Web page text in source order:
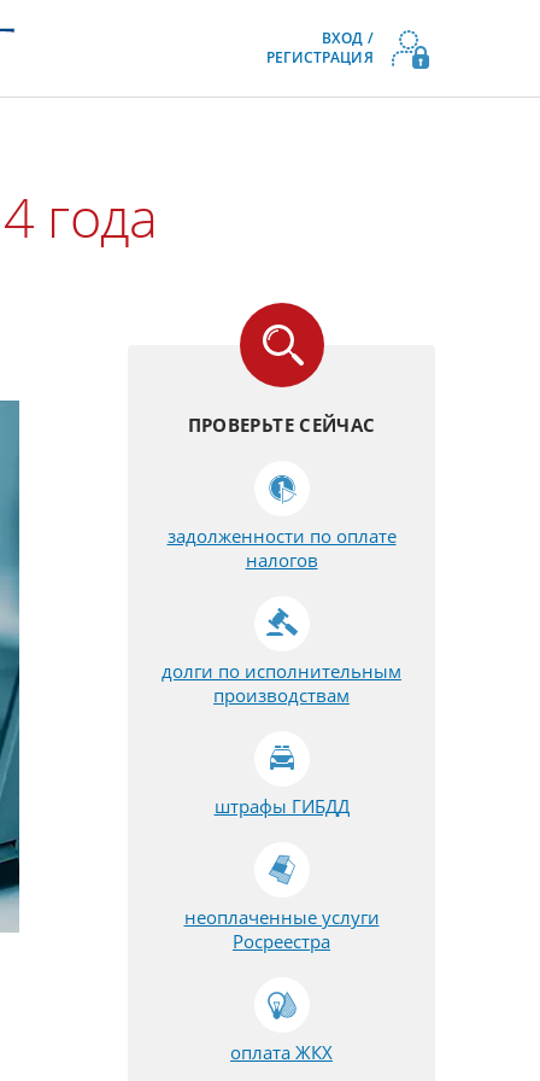
ВХОД /
РЕГИСТРАЦИЯ
года
ПРОВЕРЬТЕ СЕЙЧАС
задолженности по оплате
налогов
долги по исполнительным
производствам
штрафы ГИБДД
неоплаченные услуги
Росреестра
оплата ЖКХ